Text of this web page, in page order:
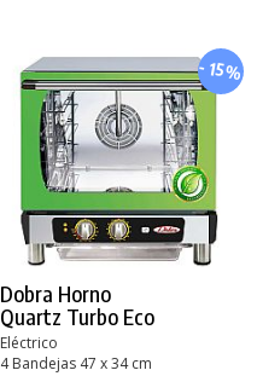
- 15%
Dobra Horno
Quartz Turbo Eco
Eléctrico
4 Bandejas 47 x 34 cm